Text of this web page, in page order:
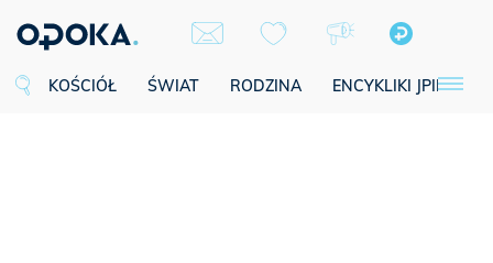
KOŚCIÓŁ ŚWIAT RODZINA ENCYKLIKI JPII